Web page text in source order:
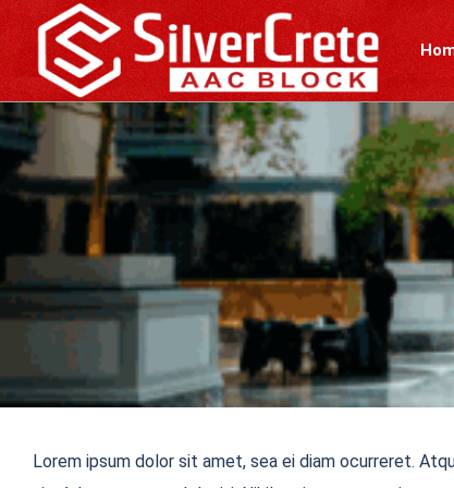
Skip
content
Lorem ipsum dolor sit amet, sea ei diam ocurreret.